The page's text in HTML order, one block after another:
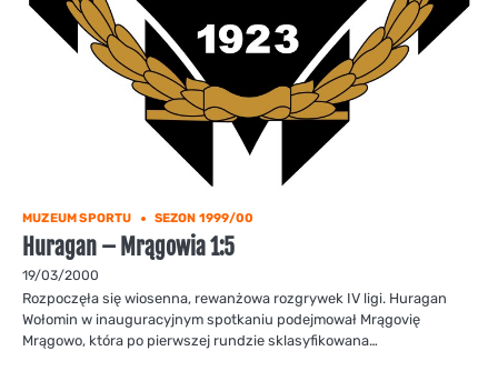
MUZEUM SPORTU SEZON 1999/00
Huragan – Mrągowia 1:5
19/03/2000
Rozpoczęła się wiosenna, rewanżowa rozgrywek IV ligi. Huragan
Wołomin w inauguracyjnym spotkaniu podejmował Mrągovię
Mrągowo, która po pierwszej rundzie sklasyfikowana…